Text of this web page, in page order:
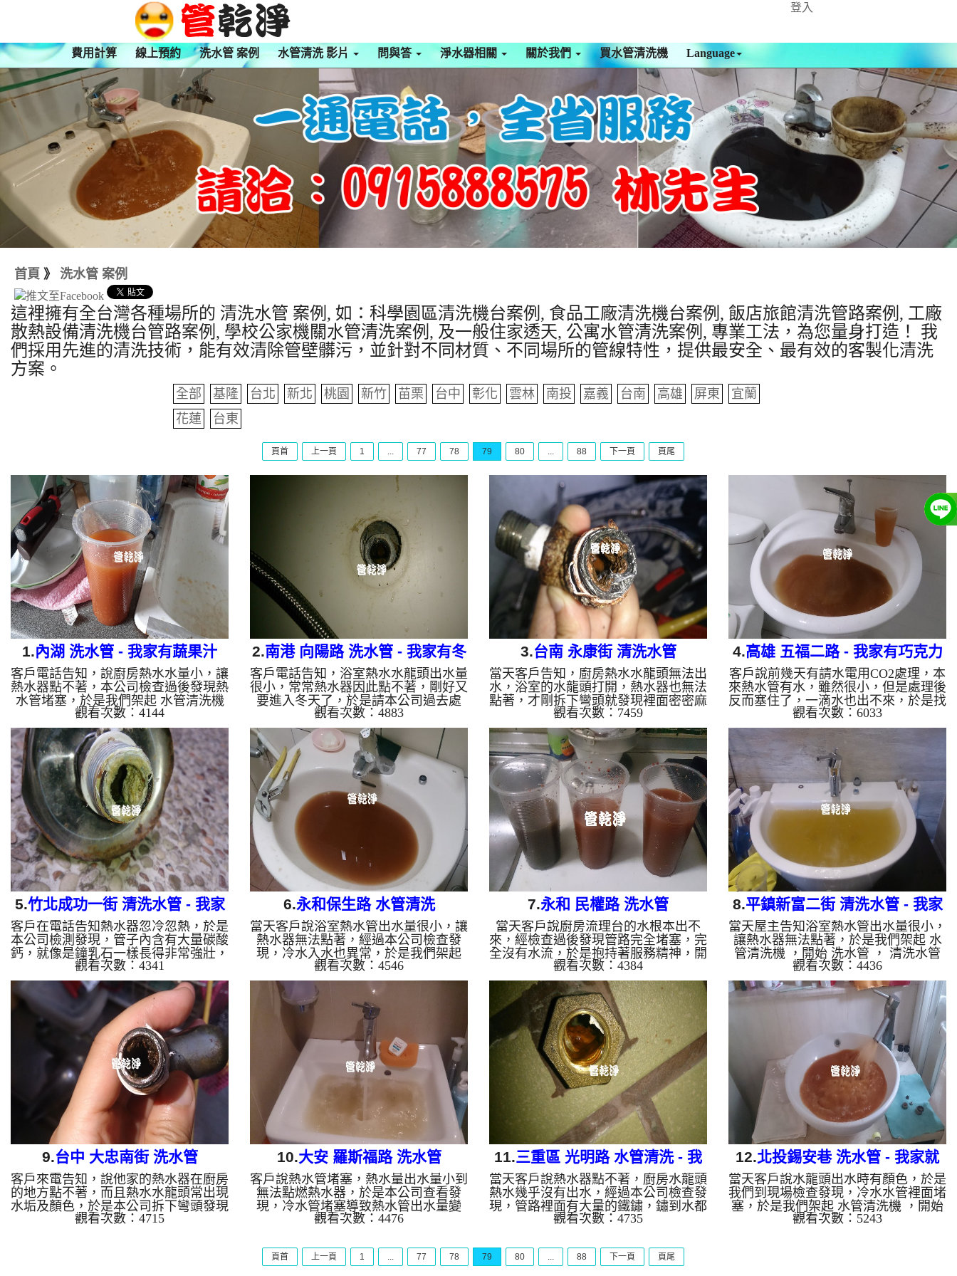
登入
費用計算 線上預約 洗水管 案例 水管清洗 影片 問與答 淨水器相關 關於我們 買水管清洗機 Language
首頁 》 洗水管 案例
這裡擁有全台灣各種場所的 清洗水管 案例, 如：科學園區清洗機台案例, 食品工廠清洗機台案例, 飯店旅館清洗管路案例, 工廠
散熱設備清洗機台管路案例, 學校公家機關水管清洗案例, 及一般住家透天, 公寓水管清洗案例, 專業工法，為您量身打造！ 我
們採用先進的清洗技術，能有效清除管壁髒污，並針對不同材質、不同場所的管線特性，提供最安全、最有效的客製化清洗
方案。
全部 基隆 台北 新北 桃園 新竹 苗栗 台中 彰化 雲林 南投 嘉義 台南 高雄 屏東
宜蘭
花蓮
台東
頁首 上一頁 1 ... 77 78 79 80 ... 88 下一頁 頁尾
1.內湖 洗水管 - 我家有蔬果汁
客戶電話告知，說廚房熱水水量小，讓
熱水器點不著，本公司檢查過後發現熱
水管堵塞，於是我們架起 水管清洗機
，開始 洗水管 ， 清洗水管 過程，冷
熱水管水龍頭洗出相當多的蔬果汁，過
程常常 水管堵塞 ， 水管清洗 約兩小
時，終於讓熱水水量正常，讓熱水器正
常點起來。 清洗水管 水管清洗 洗水管
熱水管堵塞 熱水忽冷忽熱 ...
觀看次數：4144
2.南港 向陽路 洗水管 - 我家有冬
瓜茶
客戶電話告知，浴室熱水水龍頭出水量
很小，常常熱水器因此點不著，剛好又
要進入冬天了，於是請本公司過去處
理，沒想到剛檢測彎頭，就發現堵塞得
很嚴重，當然水就過不去，熱水器也點
不著，於是架起 水管清洗機 ，開始 洗
水管 ， 清洗水管 時，水龍頭像是裝了
冬瓜茶 ，源源不絕， 水管清洗 約兩
小時，終於讓熱水水量正常出水。 清
洗水管 水管清洗 洗水管 熱水管堵塞
熱水忽冷忽熱 ...
觀看次數：4883
3.台南 永康街 清洗水管
當天客戶告知，廚房熱水水龍頭無法出
水，浴室的水龍頭打開，熱水器也無法
點著，才剛拆下彎頭就發現裡面密密麻
麻的鐵鏽，牆壁管路裡也是超多泥巴淤
積，於是我們架起 水管清洗機 ，開始
洗水管 ，才剛灌入檸檬酸，管路就堵
塞了， 清洗水管 時，水龍頭沖出很多
的鐵鏽及泥巴，過程好幾次 水管堵塞
， 水管清洗 約兩個半小時，終於讓熱
水水量正常出水。 清洗水管 水管清洗
洗水管 熱水管堵塞 熱水忽冷忽熱 ...
觀看次數：7459
4.高雄 五福二路 - 我家有巧克力
可可
客戶說前幾天有請水電用CO2處理，本
來熱水管有水，雖然很小，但是處理後
反而塞住了，一滴水也出不來，於是找
了本公司處理，好在只有管路塞住只幾
天，於是我們架起 水管清洗機 ，開始
洗水管 ， 清洗水管 時，水龍頭沖出相
當多的巧克力可可，過程好幾次 水管
堵塞 ， 水管清洗 約三小時，終於讓熱
水水量正常出水。 清洗水管 水管清洗
洗水管 熱水管堵塞 熱水忽冷忽熱 ...
觀看次數：6033
5.竹北成功一街 清洗水管 - 我家
有鐘乳石
客戶在電話告知熱水器忽冷忽熱，於是
本公司檢測發現，管子內含有大量碳酸
鈣，就像是鐘乳石一樣長得非常強壯，
當然熱水就流不過去了，於是我們架起
水管清洗機 ，開始 洗水管 ， 清洗水
管 時，水龍頭沖出相當多的石塊，過
程好幾次 水管堵塞 ， 水管清洗 約三
小時，終於讓熱水水量能讓熱水器正常
點起來。 清洗水管 水管清洗 洗水管
熱水管堵塞 熱水忽冷忽熱 ...
觀看次數：4341
6.永和保生路 水管清洗
當天客戶說浴室熱水管出水量很小，讓
熱水器無法點著，經過本公司檢查發
現，冷水入水也異常，於是我們架起
水管清洗機 ，開始 洗水管 ， 清洗水
管 時，水龍頭沖出相當多的咖啡，過
程好幾次 水管堵塞 ，讓我們心情大受
打擊， 水管清洗 約兩小時，終於讓浴
室熱水水量能讓熱水器正常點起來。
清洗水管 水管清洗 洗水管 熱水管堵塞
熱水忽冷忽熱 ...
觀看次數：4546
7.永和 民權路 洗水管
當天客戶說廚房流理台的水根本出不
來，經檢查過後發現管路完全堵塞，完
全沒有水流，於是抱持著服務精神，開
始架起 水管清洗機 ，嘗試不同方法 洗
水管 ，沒想到試了幾次後，發現露出
契機，雖然水流很小但管路出水了，於
是開始 清洗水管 ，但過程水管還是經
常塞住， 水管清洗 約兩個小時過後，
終於幫屋主解決問題。 清洗水管 水管
清洗 洗水管 熱水管堵塞 熱水忽冷忽熱
...
觀看次數：4384
8.平鎮新富二街 清洗水管 - 我家
有檸檬汁
當天屋主告知浴室熱水管出水量很小，
讓熱水器無法點著，於是我們架起 水
管清洗機 ，開始 洗水管 ， 清洗水管
時發現，水龍頭一直沖出水垢，水龍頭
像是裝了飲料店的可樂桶，一直出現黃
色檸檬汁， 水管清洗 約兩小時，終於
把浴室熱水水量問題處理完成。 清洗
水管 水管清洗 洗水管 熱水管堵塞 熱
水忽冷忽熱 ...
觀看次數：4436
9.台中 大忠南街 洗水管
客戶來電告知，說他家的熱水器在廚房
的地方點不著，而且熱水水龍頭常出現
水垢及顏色，於是本公司拆下彎頭發現
水管理面早已積滿水垢及鐵鏽，於是架
觀看次數：4715
10.大安 羅斯福路 洗水管
客戶說熱水管堵塞，熱水量出水量小到
無法點燃熱水器，於是本公司查看發
現，冷水管堵塞導致熱水管出水量變
小，於是架起 水管清洗機 ，開始 洗水
出異物，源源不絕， 水管清洗 約兩小
時，終於把水量問題處理完成。 清洗
觀看次數：4476
11.三重區 光明路 水管清洗 - 我
家有紅茶
當天客戶說熱水器點不著，廚房水龍頭
熱水幾乎沒有出水，經過本公司檢查發
現，管路裡面有大量的鐵鏽，鏽到水都
過不去，於是我們架起 水管清洗機 ，
龍頭不時冒出紅茶，就像是水龍頭裡面
有飲料的樣子，紅茶源源不絕， 水管
觀看次數：4735
12.北投錫安巷 洗水管 - 我家就
是飲料店
當天客戶說水龍頭出水時有顏色，於是
我們到現場檢查發現，冷水水管裡面堵
塞，於是我們架起 水管清洗機 ，開始
洗水管 ， 清洗水管 時發現，水龍頭不
觀看次數：5243
頁首 上一頁 1 ... 77 78 79 80 ... 88 下一頁 頁尾